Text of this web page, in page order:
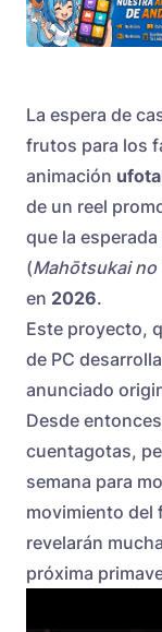
La espera de
frutos para los
animación
de un reel
que la esperada
(Mahōtsukai no
en 2026.
Este proyecto,
de PC
anunciado
Desde
cuentagotas,
semana para
movimiento del
revelarán
próxima